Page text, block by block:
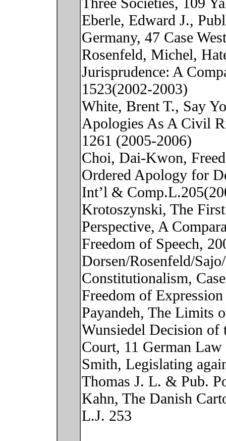
Eberle, Edward J.,
Germany, 47 Case
Rosenfeld, Michel,
Jurisprudence: A
1523(2002-2003)
White, Brent T., Say
Apologies As A Civil
1261 (2005-2006)
Choi, Dai-Kwon,
Ordered Apology for
Int’l &
Krotoszynski, The
Perspective, A
Freedom of Speech,
Dorsen/Rosenfeld/
Constitutionalism,
Freedom of Expression
Payandeh, The Limits
Wunsiedel Decision of
Court, 11 German
Smith, Legislating
Thomas J. L. & Pub.
Kahn, The Danish
L.J. 253